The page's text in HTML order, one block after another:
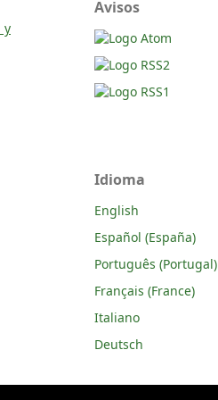
y
Avisos
Idioma
English
Español (España)
Português (Portugal)
Français (France)
Italiano
Deutsch